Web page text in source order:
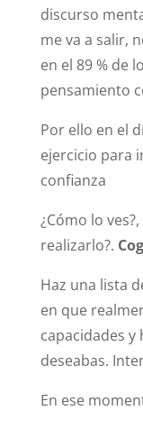
discurso
me va a salir,
en el 89 % de
pensamiento
Por ello en el
ejercicio para
confianza
¿Cómo lo
realizarlo?.
Haz una lista
en que
capacidades y
deseabas.
En ese